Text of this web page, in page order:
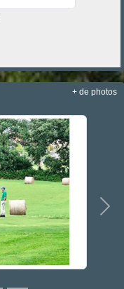
+ de photos